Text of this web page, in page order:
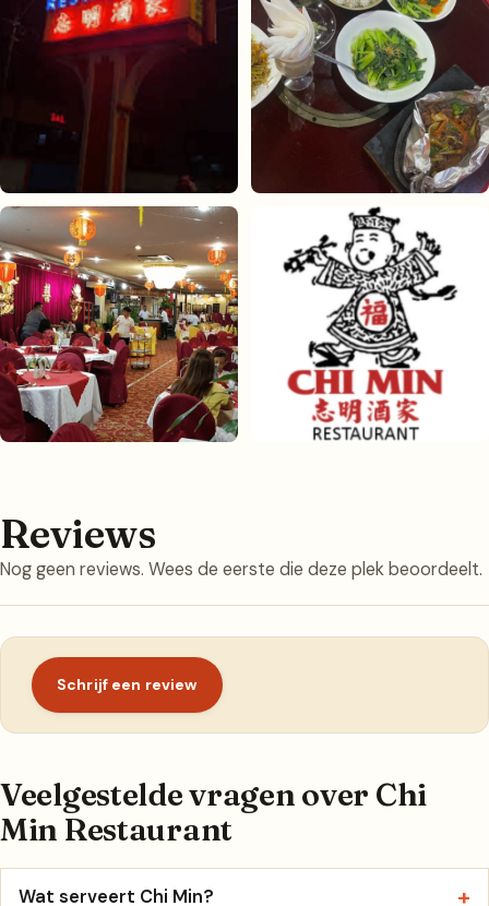
Reviews
Nog geen reviews. Wees de eerste die deze plek beoordeelt.
Schrijf een review
Veelgestelde vragen over Chi
Min Restaurant
Wat serveert Chi Min?